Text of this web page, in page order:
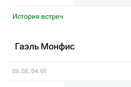
История встреч
Гаэль Монфис
06.08, 04:05